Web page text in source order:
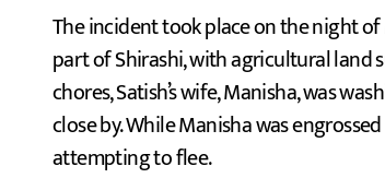
The incident took place on the night of
part of Shirashi, with agricultural land
chores, Satish’s wife, Manisha, was
close by. While Manisha was
attempting to flee.